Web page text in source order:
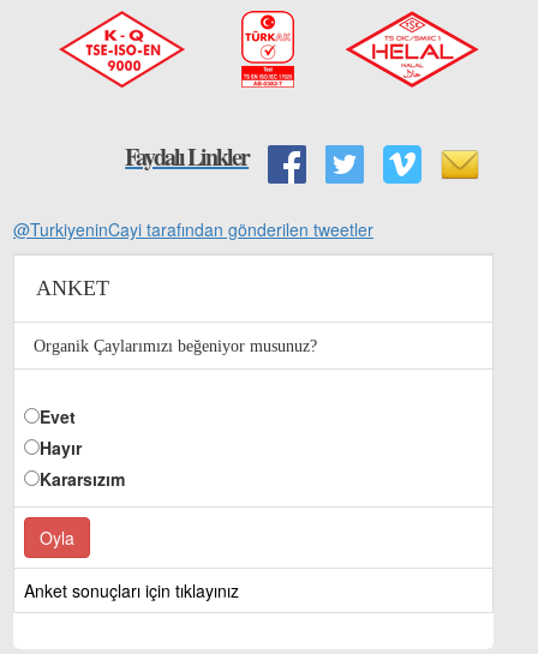
Faydalı Linkler
@TurkiyeninCayi tarafından gönderilen tweetler
ANKET
Organik Çaylarımızı beğeniyor musunuz?
Evet
Hayır
Kararsızım
Anket sonuçları için tıklayınız